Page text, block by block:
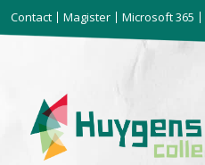
Contact Magister Microsoft 365
naar: